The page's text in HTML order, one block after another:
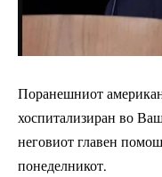
Поранешниот
хоспитализиран во
неговиот главен
понеделникот.